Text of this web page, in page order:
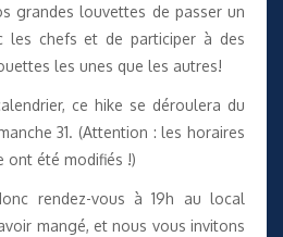
grandes louvettes de passer un
les chefs et de participer à des
les unes que les autres!
ce hike se déroulera du
31. (Attention : les horaires
ont été modifiés !)
rendez-vous à 19h au local
mangé, et nous vous invitons